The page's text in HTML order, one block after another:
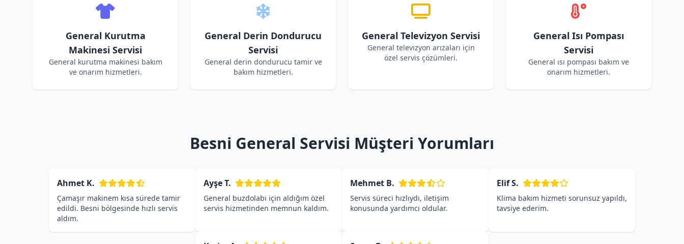
General Kurutma
Makinesi Servisi
General kurutma makinesi bakım
ve onarım hizmetleri.
General Derin Dondurucu
Servisi
General derin dondurucu tamir ve
bakım hizmetleri.
General Televizyon Servisi
General televizyon arızaları için
özel servis çözümleri.
General Isı Pompası
Servisi
General ısı pompası bakım ve
onarım hizmetleri.
Besni General Servisi Müşteri Yorumları
Ahmet K.
Çamaşır makinem kısa sürede tamir
edildi. Besni bölgesinde hızlı servis
aldım.
Ayşe T.
General buzdolabı için aldığım özel
servis hizmetinden memnun kaldım.
Mehmet B.
Servis süreci hızlıydı, iletişim
konusunda yardımcı oldular.
Elif S.
Klima bakım hizmeti sorunsuz yapıldı,
tavsiye ederim.